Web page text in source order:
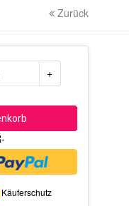
Zurück
+
Käuferschutz